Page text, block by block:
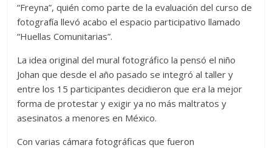
“Freyna”, quién como parte de la evaluación del curso de
fotografía llevó acabo el espacio participativo llamado
“Huellas Comunitarias”.
La idea original del mural fotográfico la pensó el niño
Johan que desde el año pasado se integró al taller y
entre los 15 participantes decidieron que era la mejor
forma de protestar y exigir ya no más maltratos y
asesinatos a menores en México.
Con varias cámara fotográficas que fueron